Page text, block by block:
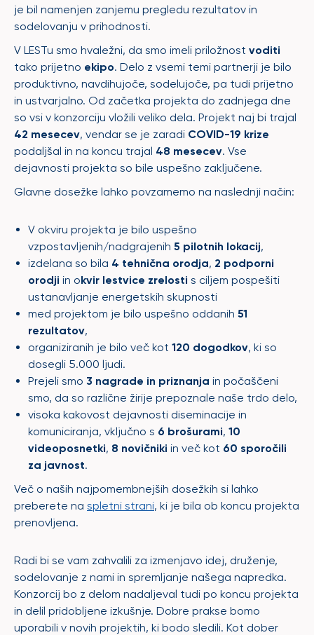
je bil namenjen zanjemu pregledu rezultatov in
sodelovanju v prihodnosti.
V LESTu smo hvaležni, da smo imeli priložnost voditi
tako prijetno ekipo. Delo z vsemi temi partnerji je bilo
produktivno, navdihujoče, sodelujoče, pa tudi prijetno
in ustvarjalno. Od začetka projekta do zadnjega dne
so vsi v konzorciju vložili veliko dela. Projekt naj bi trajal
42 mesecev, vendar se je zaradi COVID-19 krize
podaljšal in na koncu trajal 48 mesecev. Vse
dejavnosti projekta so bile uspešno zaključene.
Glavne dosežke lahko povzamemo na naslednji način:
V okviru projekta je bilo uspešno
vzpostavljenih/nadgrajenih 5 pilotnih lokacij,
izdelana so bila 4 tehnična orodja, 2 podporni
orodji in okvir lestvice zrelosti s ciljem pospešiti
ustanavljanje energetskih skupnosti
med projektom je bilo uspešno oddanih 51
rezultatov,
organiziranih je bilo več kot 120 dogodkov, ki so
dosegli 5.000 ljudi.
Prejeli smo 3 nagrade in priznanja in počaščeni
smo, da so različne žirije prepoznale naše trdo delo,
visoka kakovost dejavnosti diseminacije in
komuniciranja, vključno s 6 brošurami, 10
videoposnetki, 8 novičniki in več kot 60 sporočili
za javnost.
Več o naših najpomembnejših dosežkih si lahko
preberete na spletni strani, ki je bila ob koncu projekta
prenovljena.
Radi bi se vam zahvalili za izmenjavo idej, druženje,
sodelovanje z nami in spremljanje našega napredka.
Konzorcij bo z delom nadaljeval tudi po koncu projekta
in delil pridobljene izkušnje. Dobre prakse bomo
uporabili v novih projektih, ki bodo sledili. Kot dober